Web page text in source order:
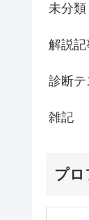
未分類
解説記
診断テ
雑記
プロ